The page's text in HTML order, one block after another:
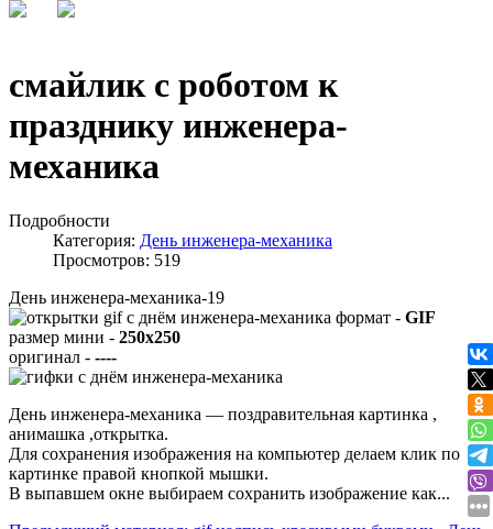
смайлик с роботом к
празднику инженера-
механика
Подробности
Категория: День инженера-механика
Просмотров: 519
День инженера-механика-19
формат - GIF
размер мини - 250x250
оригинал - ----
День инженера-механика — поздравительная картинка ,
анимашка ,открытка.
Для сохранения изображения на компьютер делаем клик по
картинке правой кнопкой мышки.
В выпавшем окне выбираем сохранить изображение как...